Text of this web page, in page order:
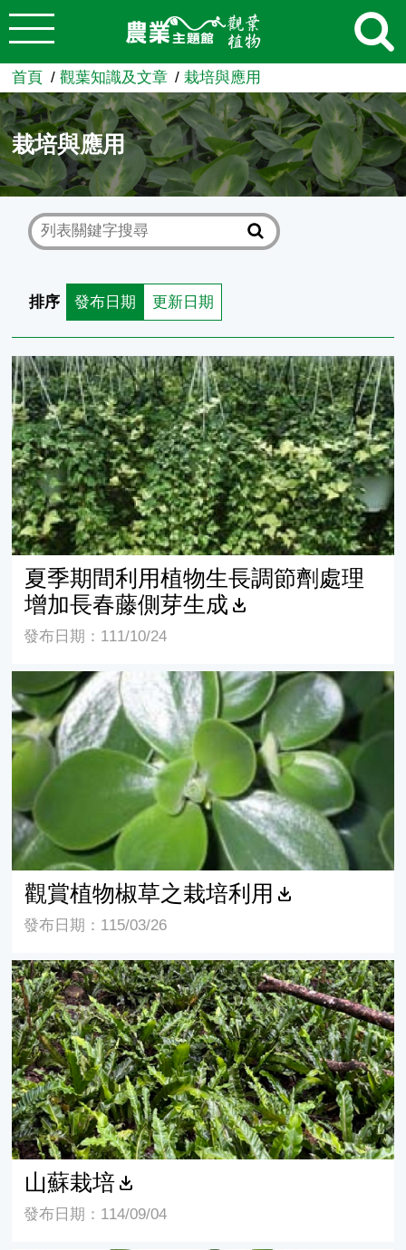
跳到主要內容
農業知識入口網
首頁 觀葉知識及文章 栽培與應用
栽培與應用
排序 發布日期 更新日期
夏季期間利用植物生長調節劑處理增加長春藤側芽生成
夏季期間利用植物生長調節劑處理
增加長春藤側芽生成
發布日期：111/10/24
觀賞植物椒草之栽培利用
觀賞植物椒草之栽培利用
發布日期：115/03/26
山蘇栽培
山蘇栽培
發布日期：114/09/04